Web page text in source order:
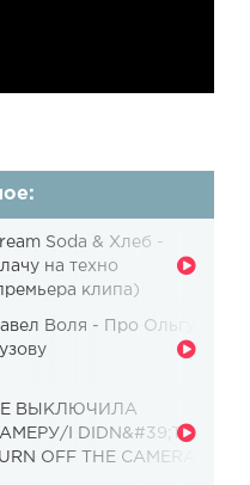
Soda & Хлеб -
на техно
клипа)
Воля - Про Ольгу
ВЫКЛЮЧИЛА
I DIDN&#39;T
OFF THE CAMERA